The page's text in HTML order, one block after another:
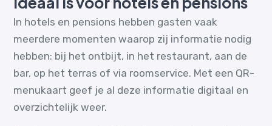
In hotels en pensions hebben gasten vaak
meerdere momenten waarop zij informatie nodig
hebben: bij het ontbijt, in het restaurant, aan de
bar, op het terras of via roomservice. Met een QR-
menukaart geef je al deze informatie digitaal en
overzichtelijk weer.